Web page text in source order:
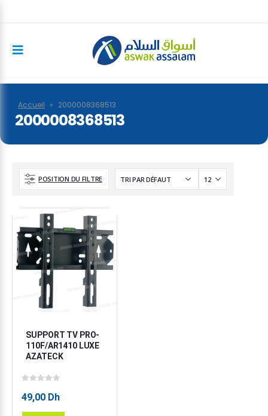
Accueil » 2000008368513
2000008368513
POSITION DU FILTRE
SUPPORT TV PRO-
110F/AR1410 LUXE
AZATECK
49,00 Dh